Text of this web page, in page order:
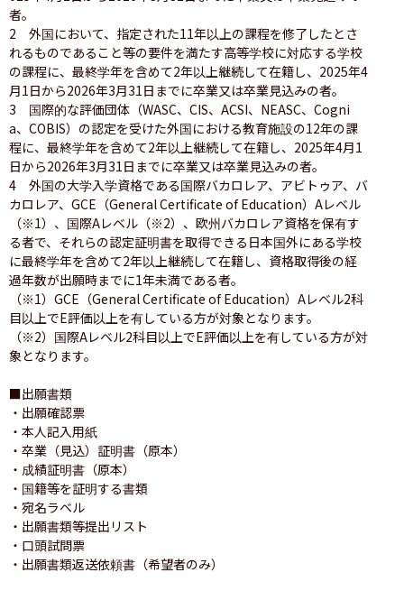
者。
2　外国において、指定された11年以上の課程を修了したとさ
れるものであること等の要件を満たす高等学校に対応する学校
の課程に、最終学年を含めて2年以上継続して在籍し、2025年4
月1日から2026年3月31日までに卒業又は卒業見込みの者。
3　国際的な評価団体（WASC、CIS、ACSI、NEASC、Cogni
a、COBIS）の認定を受けた外国における教育施設の12年の課
程に、最終学年を含めて2年以上継続して在籍し、2025年4月1
日から2026年3月31日までに卒業又は卒業見込みの者。
4　外国の大学入学資格である国際バカロレア、アビトゥア、バ
カロレア、GCE（General Certificate of Education）Aレベル
（※1）、国際Aレベル（※2）、欧州バカロレア資格を保有す
る者で、それらの認定証明書を取得できる日本国外にある学校
に最終学年を含めて2年以上継続して在籍し、資格取得後の経
過年数が出願時までに1年未満である者。
（※1）GCE（General Certificate of Education）Aレベル2科
目以上でE評価以上を有している方が対象となります。
（※2）国際Aレベル2科目以上でE評価以上を有している方が対
象となります。
■出願書類
・出願確認票
・本人記入用紙
・卒業（見込）証明書（原本）
・成績証明書（原本）
・国籍等を証明する書類
・宛名ラベル
・出願書類等提出リスト
・口頭試問票
・出願書類返送依頼書（希望者のみ）